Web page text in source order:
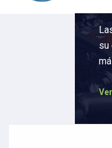
su